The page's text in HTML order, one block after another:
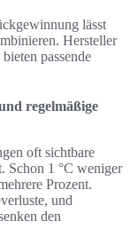
lässt
Hersteller
passende
regelmäßige
oft sichtbare
Schon 1 °C weniger
Prozent.
und
den